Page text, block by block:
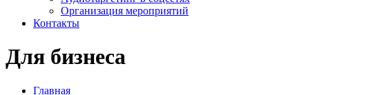
Организация мероприятий
Контакты
Для бизнеса
Главная